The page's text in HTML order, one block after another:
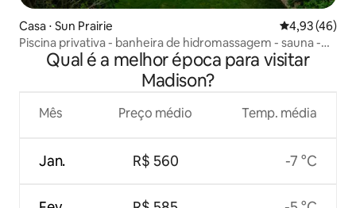
Casa ⋅ Sun Prairie 4,93 de uma
4,93 (46)
Piscina privativa - banheira de hidromassagem - sauna -
sala de jogos - animais de estimação
Qual é a melhor época para visitar
Madison?
Mês
Jan.
Preço médio
R$ 560
Temp. média
-7 °C